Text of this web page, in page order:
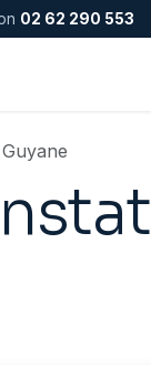
02 62 290 553